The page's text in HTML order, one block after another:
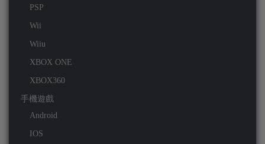
PSP
Wii
Wiiu
XBOX ONE
XBOX360
手機遊戲
Android
IOS